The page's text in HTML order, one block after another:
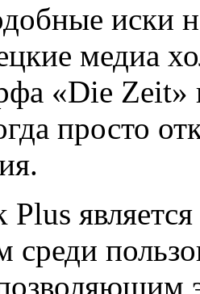
иски
медиа
«Die Zeit»
просто
среди